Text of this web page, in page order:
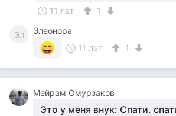
11 лет 1
Эл
Элеонора
11 лет
1
Мейрам Омурзаков
Это у меня внук: Спати.